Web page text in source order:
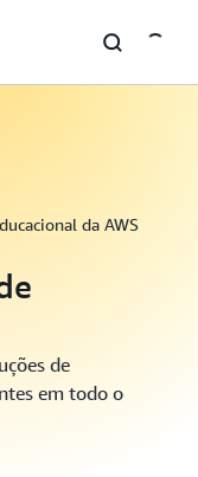
da AWS
de
em todo o